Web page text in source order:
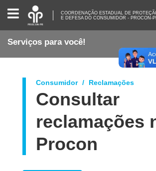
COORDENAÇÃO
ESTADUAL
DE
PROTEÇÃO
DEFESA
CONSUMIDOR
COORDENAÇÃO ESTADUAL DE
E DEFESA DO CONSUMIDOR - PROCON-
Serviços para você!
Consumidor Reclamações
Consultar
reclamações
Procon